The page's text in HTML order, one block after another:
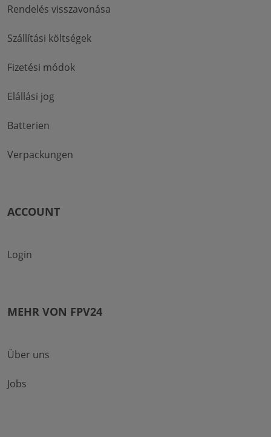
Rendelés visszavonása
Szállítási költségek
Fizetési módok
Elállási jog
Batterien
Verpackungen
ACCOUNT
Login
MEHR VON FPV24
Über uns
Jobs